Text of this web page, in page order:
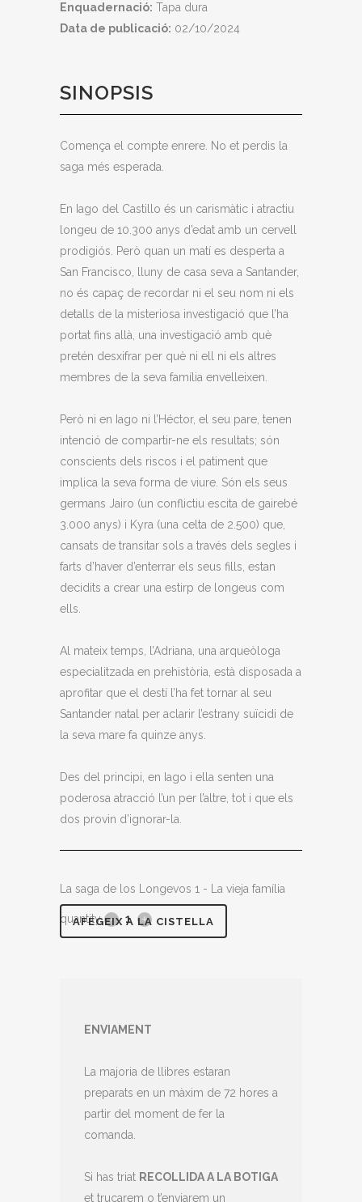
Enquadernació: Tapa dura
Data de publicació: 02/10/2024
SINOPSIS
Comença el compte enrere. No et perdis la
saga més esperada.
En Iago del Castillo és un carismàtic i atractiu
longeu de 10.300 anys d’edat amb un cervell
prodigiós. Però quan un matí es desperta a
San Francisco, lluny de casa seva a Santander,
no és capaç de recordar ni el seu nom ni els
detalls de la misteriosa investigació que l’ha
portat fins allà, una investigació amb què
pretén desxifrar per què ni ell ni els altres
membres de la seva família envelleixen.
Però ni en Iago ni l’Héctor, el seu pare, tenen
intenció de compartir-ne els resultats; són
conscients dels riscos i el patiment que
implica la seva forma de viure. Són els seus
germans Jairo (un conflictiu escita de gairebé
3.000 anys) i Kyra (una celta de 2.500) que,
cansats de transitar sols a través dels segles i
farts d’haver d’enterrar els seus fills, estan
decidits a crear una estirp de longeus com
ells.
Al mateix temps, l’Adriana, una arqueòloga
especialitzada en prehistòria, està disposada a
aprofitar que el destí l’ha fet tornar al seu
Santander natal per aclarir l’estrany suïcidi de
la seva mare fa quinze anys.
Des del principi, en Iago i ella senten una
poderosa atracció l’un per l’altre, tot i que els
dos provin d’ignorar-la.
La saga de los Longevos 1 - La vieja família
quantity
AFEGEIX A LA CISTELLA
ENVIAMENT
La majoria de llibres estaran
preparats en un màxim de 72 hores a
partir del moment de fer la
comanda.
Si has triat RECOLLIDA A LA BOTIGA
et trucarem o t’enviarem un